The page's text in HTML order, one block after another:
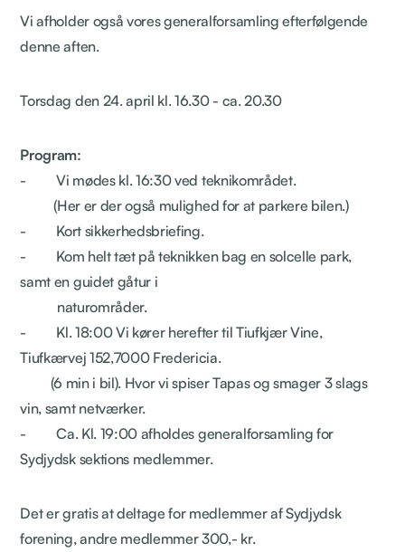
Vi afholder også vores generalforsamling efterfølgende
denne aften.
Torsdag den 24. april kl. 16.30 - ca. 20.30
Program:
- Vi mødes kl. 16:30 ved teknikområdet.
(Her er der også mulighed for at parkere bilen.)
- Kort sikkerhedsbriefing.
- Kom helt tæt på teknikken bag en solcelle park,
samt en guidet gåtur i
naturområder.
- Kl. 18:00 Vi kører herefter til Tiufkjær Vine,
Tiufkærvej 152,7000 Fredericia.
(6 min i bil). Hvor vi spiser Tapas og smager 3 slags
vin, samt netværker.
- Ca. Kl. 19:00 afholdes generalforsamling for
Sydjydsk sektions medlemmer.
Det er gratis at deltage for medlemmer af Sydjydsk
forening, andre medlemmer 300,- kr.